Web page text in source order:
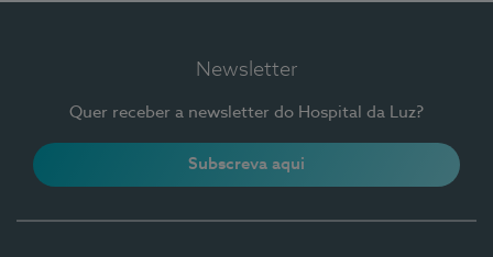
Newsletter
Quer receber a newsletter do Hospital da Luz?
Subscreva aqui